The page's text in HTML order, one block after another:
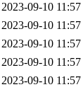
2023-09-10 11:57
2023-09-10 11:57
2023-09-10 11:57
2023-09-10 11:57
2023-09-10 11:57